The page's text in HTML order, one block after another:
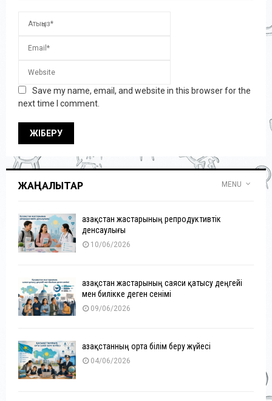
Save my name, email, and website in this browser for the
next time I comment.
ЖАҢАЛЫҚТАР MENU
Қазақстан жастарының репродуктивтік
денсаулығы
10/06/2026
Қазақстан жастарының саяси қатысу деңгейі
мен билікке деген сенімі
09/06/2026
Қазақстанның орта білім беру жүйесі
04/06/2026